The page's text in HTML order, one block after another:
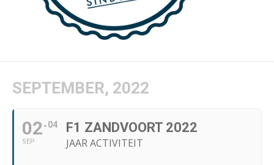
SEPTEMBER, 2022
02
SEP
04 F1 ZANDVOORT 2022
JAAR ACTIVITEIT